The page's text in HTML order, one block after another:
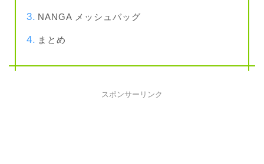
NANGA メッシュバッグ
まとめ
スポンサーリンク